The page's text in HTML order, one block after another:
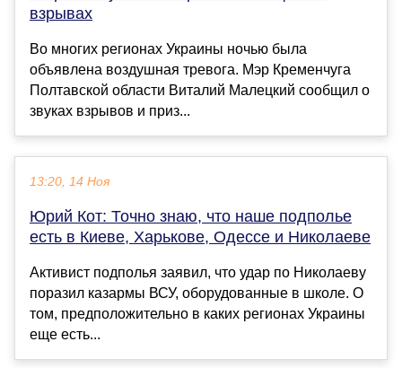
взрывах
Во многих регионах Украины ночью была
объявлена воздушная тревога. Мэр Кременчуга
Полтавской области Виталий Малецкий сообщил о
звуках взрывов и приз...
13:20, 14 Ноя
Юрий Кот: Точно знаю, что наше подполье
есть в Киеве, Харькове, Одессе и Николаеве
Активист подполья заявил, что удар по Николаеву
поразил казармы ВСУ, оборудованные в школе. О
том, предположительно в каких регионах Украины
еще есть...